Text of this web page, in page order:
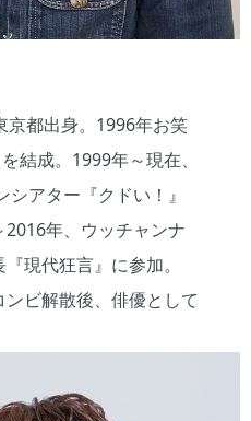
京都出身。1996年お笑
結成。1999年～現在、
アター『クドい！』
年、ウッチャンナ
現代狂言』に参加。
ビ解散後、俳優として